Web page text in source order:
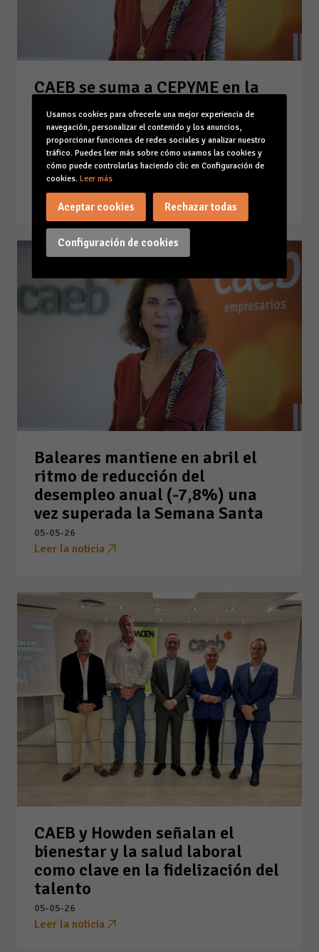
CAEB se suma a CEPYME en la
denuncia del deterioro del
diálogo social con el Ministerio
de Trabajo, que afecta
gravemente a las empresas
13-05-26
Leer la noticia
Baleares mantiene en abril el
ritmo de reducción del
desempleo anual (-7,8%) una
vez superada la Semana Santa
05-05-26
Leer la noticia
CAEB y Howden señalan el
bienestar y la salud laboral
como clave en la fidelización del
talento
05-05-26
Leer la noticia
Usamos cookies para ofrecerle una mejor experiencia de
navegación, personalizar el contenido y los anuncios,
proporcionar funciones de redes sociales y analizar nuestro
tráfico. Puedes leer más sobre cómo usamos las cookies y
cómo puede controlarlas haciendo clic en Configuración de
cookies. Leer más
Configuración de cookies
Aceptar cookies Rechazar todas